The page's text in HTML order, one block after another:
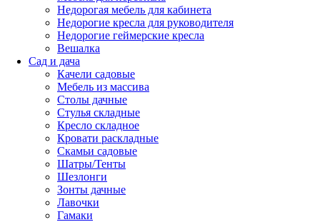
Недорогая мебель для кабинета
Недорогие кресла для руководителя
Недорогие геймерские кресла
Вешалка
Сад и дача
Качели садовые
Мебель из массива
Столы дачные
Стулья складные
Кресло складное
Кровати раскладные
Скамьи садовые
Шатры/Тенты
Шезлонги
Зонты дачные
Лавочки
Гамаки